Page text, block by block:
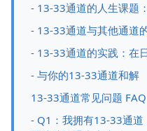
- 13-33通道的人生课题
- 13-33通道与其他通道
- 13-33通道的实践：在
- 与你的13-33通道和解
13-33通道常见问题 FAQ
- Q1：我拥有13-33通道